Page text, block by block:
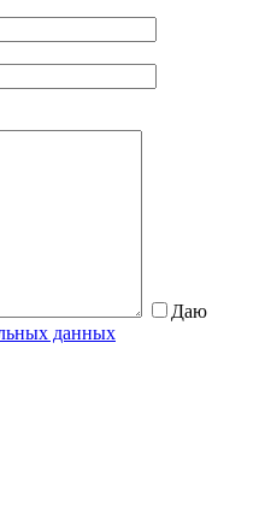
Даю
данных